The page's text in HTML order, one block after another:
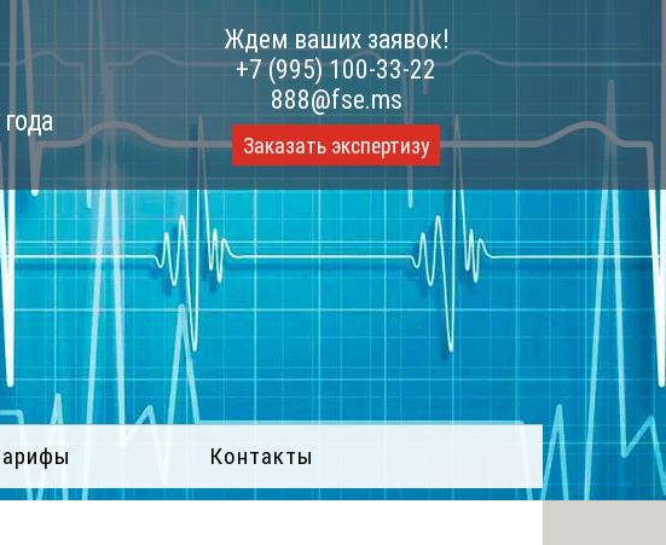
Ждем ваших заявок!
+7 (995) 100-33-22
888@fse.ms
Заказать экспертизу
Контакты